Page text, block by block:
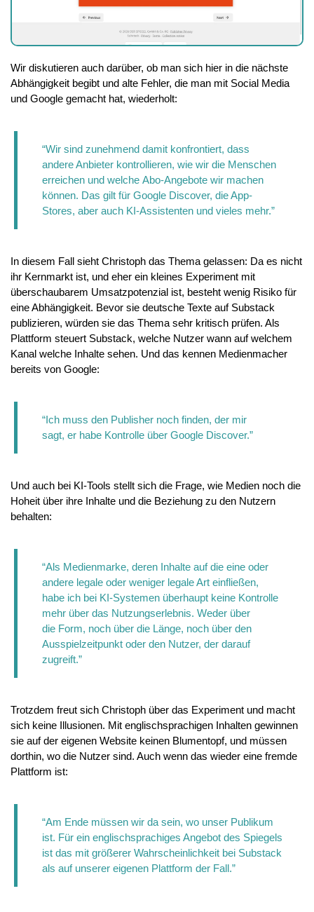
Wir diskutieren auch darüber, ob man sich hier in die nächste
Abhängigkeit begibt und alte Fehler, die man mit Social Media
und Google gemacht hat, wiederholt:
“Wir sind zunehmend damit konfrontiert, dass
andere Anbieter kontrollieren, wie wir die Menschen
erreichen und welche Abo-Angebote wir machen
können. Das gilt für Google Discover, die App-
Stores, aber auch KI-Assistenten und vieles mehr.”
In diesem Fall sieht Christoph das Thema gelassen: Da es nicht
ihr Kernmarkt ist, und eher ein kleines Experiment mit
überschaubarem Umsatzpotenzial ist, besteht wenig Risiko für
eine Abhängigkeit. Bevor sie deutsche Texte auf Substack
publizieren, würden sie das Thema sehr kritisch prüfen. Als
Plattform steuert Substack, welche Nutzer wann auf welchem
Kanal welche Inhalte sehen. Und das kennen Medienmacher
bereits von Google:
“Ich muss den Publisher noch finden, der mir
sagt, er habe Kontrolle über Google Discover.”
Und auch bei KI-Tools stellt sich die Frage, wie Medien noch die
Hoheit über ihre Inhalte und die Beziehung zu den Nutzern
behalten:
“Als Medienmarke, deren Inhalte auf die eine oder
andere legale oder weniger legale Art einfließen,
habe ich bei KI-Systemen überhaupt keine Kontrolle
mehr über das Nutzungserlebnis. Weder über
die Form, noch über die Länge, noch über den
Ausspielzeitpunkt oder den Nutzer, der darauf
zugreift.”
Trotzdem freut sich Christoph über das Experiment und macht
sich keine Illusionen. Mit englischsprachigen Inhalten gewinnen
sie auf der eigenen Website keinen Blumentopf, und müssen
dorthin, wo die Nutzer sind. Auch wenn das wieder eine fremde
Plattform ist:
“Am Ende müssen wir da sein, wo unser Publikum
ist. Für ein englischsprachiges Angebot des Spiegels
ist das mit größerer Wahrscheinlichkeit bei Substack
als auf unserer eigenen Plattform der Fall.”